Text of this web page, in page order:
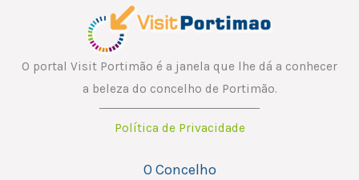
O portal Visit Portimão é a janela que lhe dá a conhecer
a beleza do concelho de Portimão.
Política de Privacidade
O Concelho